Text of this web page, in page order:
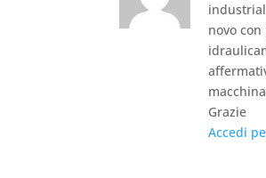
novo
Grazie
Accedi